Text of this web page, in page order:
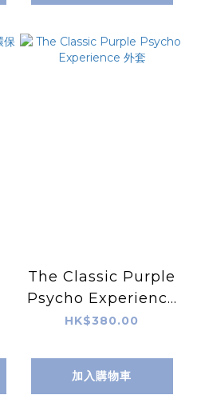
The Classic Purple
Psycho Experience
外套
HK$380.00
加入購物車